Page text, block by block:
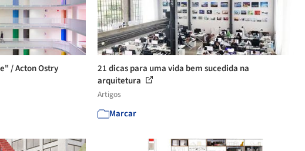
/ Acton Ostry
21 dicas para uma vida bem sucedida na
arquitetura
Artigos
Marcar